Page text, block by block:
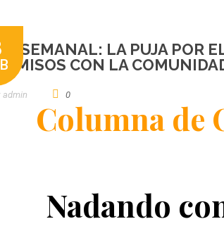
SEMANAL: LA PUJA POR
CON LA
Admin 0
Columna de
Nadando